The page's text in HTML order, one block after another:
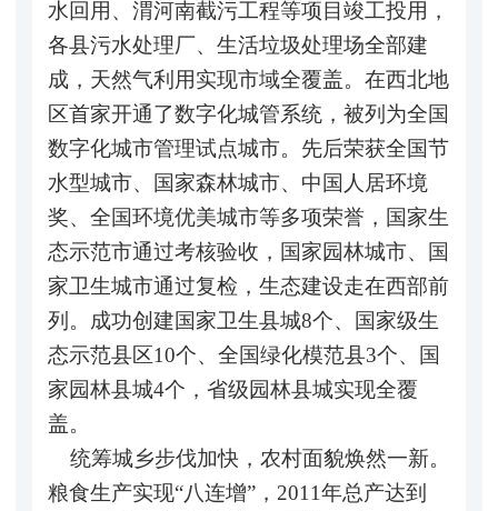
水回用、渭河南截污工程等项目竣工投用，
各县污水处理厂、生活垃圾处理场全部建
成，天然气利用实现市域全覆盖。在西北地
区首家开通了数字化城管系统，被列为全国
数字化城市管理试点城市。先后荣获全国节
水型城市、国家森林城市、中国人居环境
奖、全国环境优美城市等多项荣誉，国家生
态示范市通过考核验收，国家园林城市、国
家卫生城市通过复检，生态建设走在西部前
列。成功创建国家卫生县城8个、国家级生
态示范县区10个、全国绿化模范县3个、国
家园林县城4个，省级园林县城实现全覆
盖。
统筹城乡步伐加快，农村面貌焕然一新。
粮食生产实现“八连增”，2011年总产达到